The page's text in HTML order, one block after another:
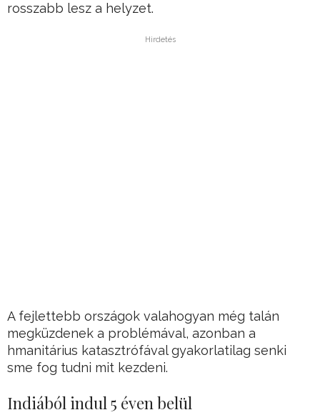
rosszabb lesz a helyzet.
Hirdetés
A fejlettebb országok valahogyan még talán
megküzdenek a problémával, azonban a
hmanitárius katasztrófával gyakorlatilag senki
sme fog tudni mit kezdeni.
Indiából indul 5 éven belül